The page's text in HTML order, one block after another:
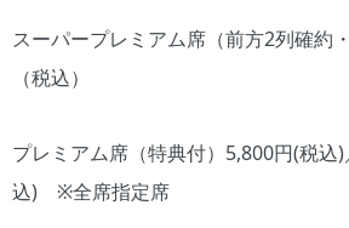
スーパープレミアム席（前方2列確約
（税込）
プレミアム席（特典付）5,800円(税
込) ※全席指定席